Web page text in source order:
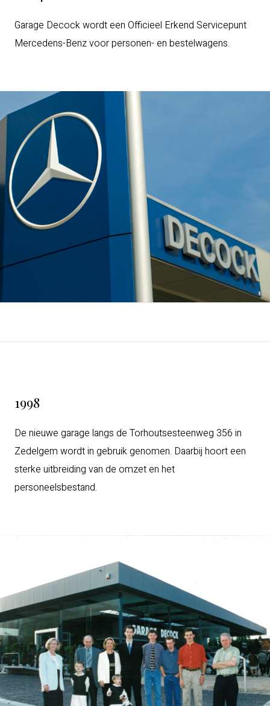
Garage Decock wordt een Officieel Erkend Servicepunt
Mercedens-Benz voor personen- en bestelwagens.
1998
De nieuwe garage langs de Torhoutsesteenweg 356 in
Zedelgem wordt in gebruik genomen. Daarbij hoort een
sterke uitbreiding van de omzet en het
personeelsbestand.